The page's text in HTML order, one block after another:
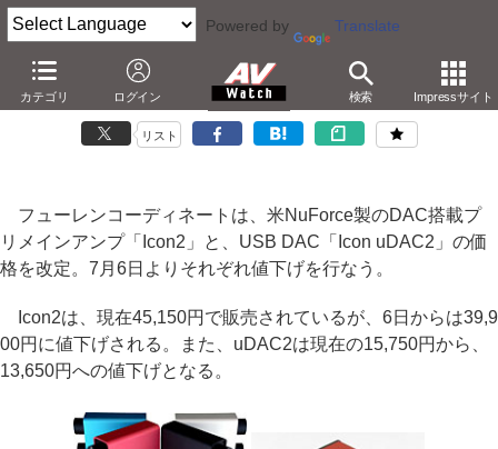
Powered by Translate
カテゴリ ログイン 検索 Impressサイト
フューレン、NuForceの「Icon2」と「uDAC2」を値下げ
－6日よりIcon2は39,900円、uDAC2は13,650円に
リスト
フューレンコーディネートは、米NuForce製のDAC搭載プ
リメインアンプ「Icon2」と、USB DAC「Icon uDAC2」の価
格を改定。7月6日よりそれぞれ値下げを行なう。
Icon2は、現在45,150円で販売されているが、6日からは39,9
00円に値下げされる。また、uDAC2は現在の15,750円から、
13,650円への値下げとなる。